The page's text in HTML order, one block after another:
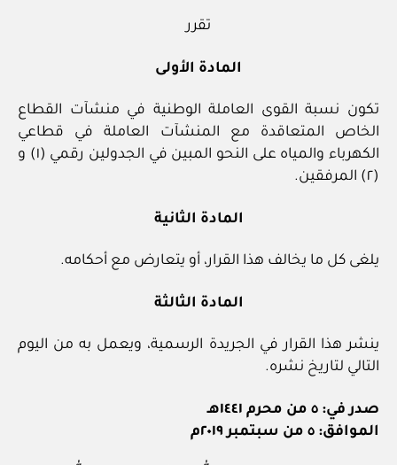
تقرر
المادة الأولى
تكون نسبة القوى العاملة الوطنية في منشآت القطاع
الخاص المتعاقدة مع المنشآت العاملة في قطاعي
الكهرباء والمياه على النحو المبين في الجدولين رقمي (١) و
(٢) المرفقين.
المادة الثانية
يلغى كل ما يخالف هذا القرار، أو يتعارض مع أحكامه.
المادة الثالثة
ينشر هذا القرار في الجريدة الرسمية، ويعمل به من اليوم
التالي لتاريخ نشره.
صدر في: ٥ من محرم ١٤٤١هـ
الموافق: ٥ من سبتمبر ٢٠١٩م